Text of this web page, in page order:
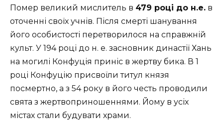
Помер великий мислитель в 479 році до н.е. в
оточенні своїх учнів. Після смерті шанування
його особистості перетворилося на справжній
культ. У 194 році до н. е. засновник династії Хань
на могилі Конфуція приніс в жертву бика. В 1
році Конфуцію присвоїли титул князя
посмертно, а з 54 року в його честь проводили
свята з жертвоприношеннями. Йому в усіх
містах стали будувати храми.